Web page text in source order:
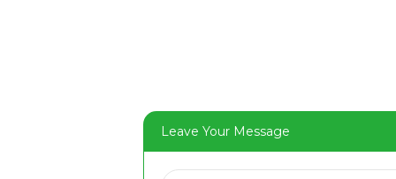
Leave Your Message